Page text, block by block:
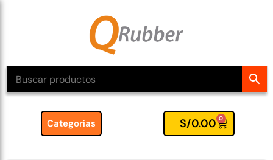
Categorías S/0.00 0